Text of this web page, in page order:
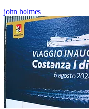
john holmes